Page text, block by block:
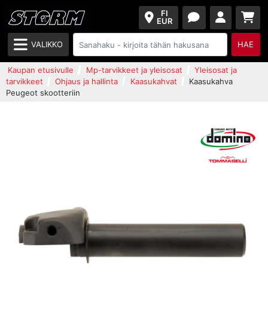
FI
EUR
VALIKKO HAE
Kaupan etusivulle Mp-tarvikkeet ja yleisosat
Yleisosat ja
tarvikkeet
Ohjaus ja hallinta Kaasukahvat
Kaasukahva
Peugeot skootteriin